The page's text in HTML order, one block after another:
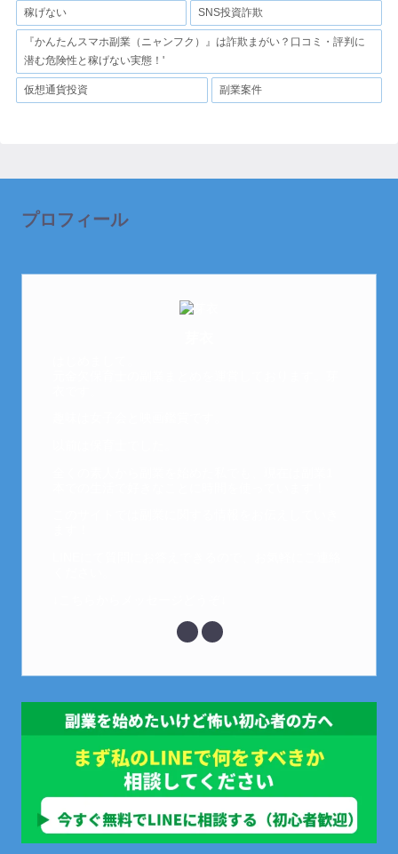
稼げない SNS投資詐欺
『かんたんスマホ副業（ニャンフク）』は詐欺まがい？口コミ・評判に
潜む危険性と稼げない実態！'
仮想通貨投資 副業案件
プロフィール